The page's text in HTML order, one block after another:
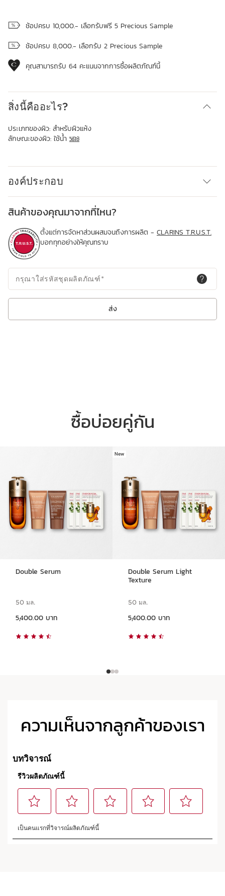
ช้อปครบ 10,000.- เลือกรับฟรี 5 Precious Sample
ช้อปครบ 8,000.- เลือกรับ 2 Precious Sample
คุณสามารถรับ 64 คะแนนจากการซื้อผลิตภัณฑ์นี้
สิ่งนี้คืออะไร?
ประเภทของผิว: สำหรับผิวแห้ง
ลักษณะของผิว: ใช้น้ำวิธีใช้
องค์ประกอบ
สินค้าของคุณมาจากที่ไหน?
ตั้งแต่การจัดหาส่วนผสมจนถึงการผลิต - CLARINS T.R.U.S.T.
บอกทุกอย่างให้คุณทราบ
กรุณาใส่รหัสชุดผลิตภัณฑ์*
ส่ง
ซื้อบ่อยคู่กัน
Double Serum
50 มล.
5,400.00 บาท
New
Double Serum Light
Texture
50 มล.
5,400.00 บาท
ความเห็นจากลูกค้าของเรา